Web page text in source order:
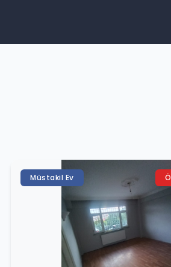
Müstakil Ev